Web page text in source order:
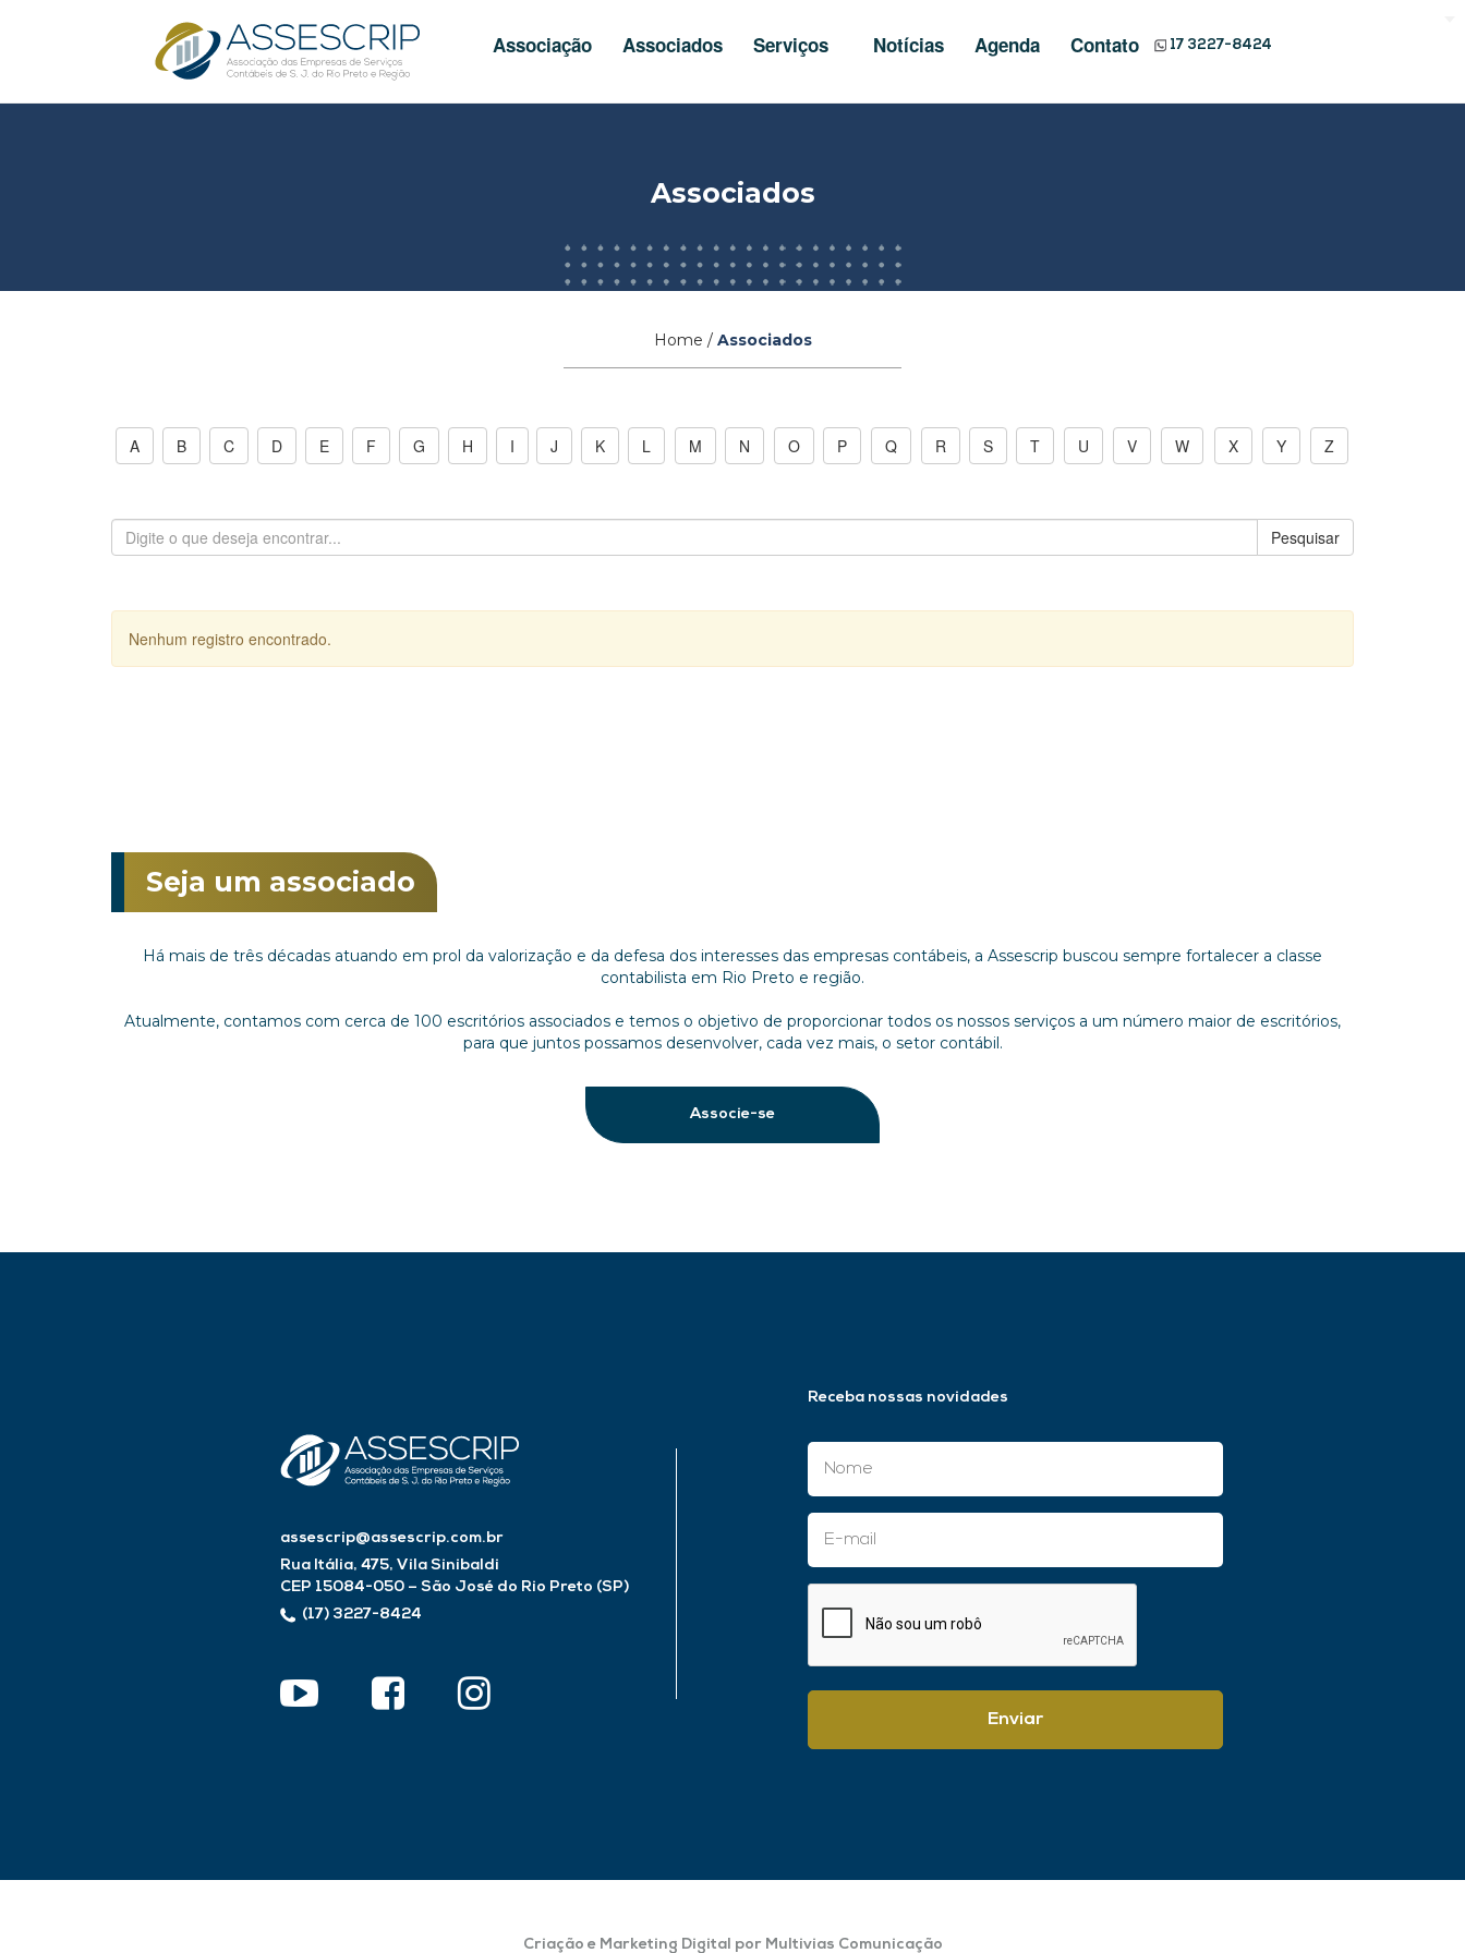
Associação Associados Serviços Notícias Agenda Contato 17 3227-8424
Associados
Home / Associados
A B C D E F G H I J K L M N O P Q R S T U V W X Y Z
Pesquisar
Nenhum registro encontrado.
Seja um associado
Há mais de três décadas atuando em prol da valorização e da defesa dos interesses das empresas contábeis, a Assescrip buscou sempre fortalecer a classe
contabilista em Rio Preto e região.
Atualmente, contamos com cerca de 100 escritórios associados e temos o objetivo de proporcionar todos os nossos serviços a um número maior de escritórios,
para que juntos possamos desenvolver, cada vez mais, o setor contábil.
Associe-se
assescrip@assescrip.com.br
Rua Itália, 475, Vila Sinibaldi
CEP 15084-050 – São José do Rio Preto (SP)
(17) 3227-8424
Receba nossas novidades
Enviar
Criação e Marketing Digital por Multivias Comunicação